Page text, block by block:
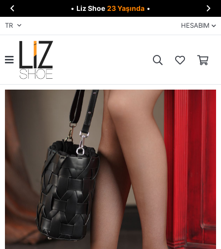
 • Liz Shoe 23 Yaşında • 
TR HESABIM